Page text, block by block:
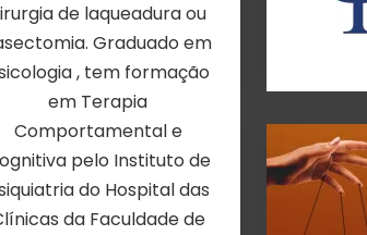
de laqueadura ou
Graduado em
, tem formação
em Terapia
Comportamental e
pelo Instituto de
do Hospital das
da Faculdade de